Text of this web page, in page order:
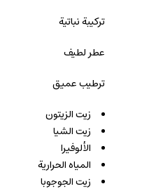
تركيبة نباتية
عطر لطيف
ترطيب عميق
زيت الزيتون
زيت الشيا
الألوفيرا
المياه الحرارية
زيت الجوجوبا